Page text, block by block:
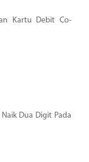
Kartu Debit Co-
Dua Digit Pada